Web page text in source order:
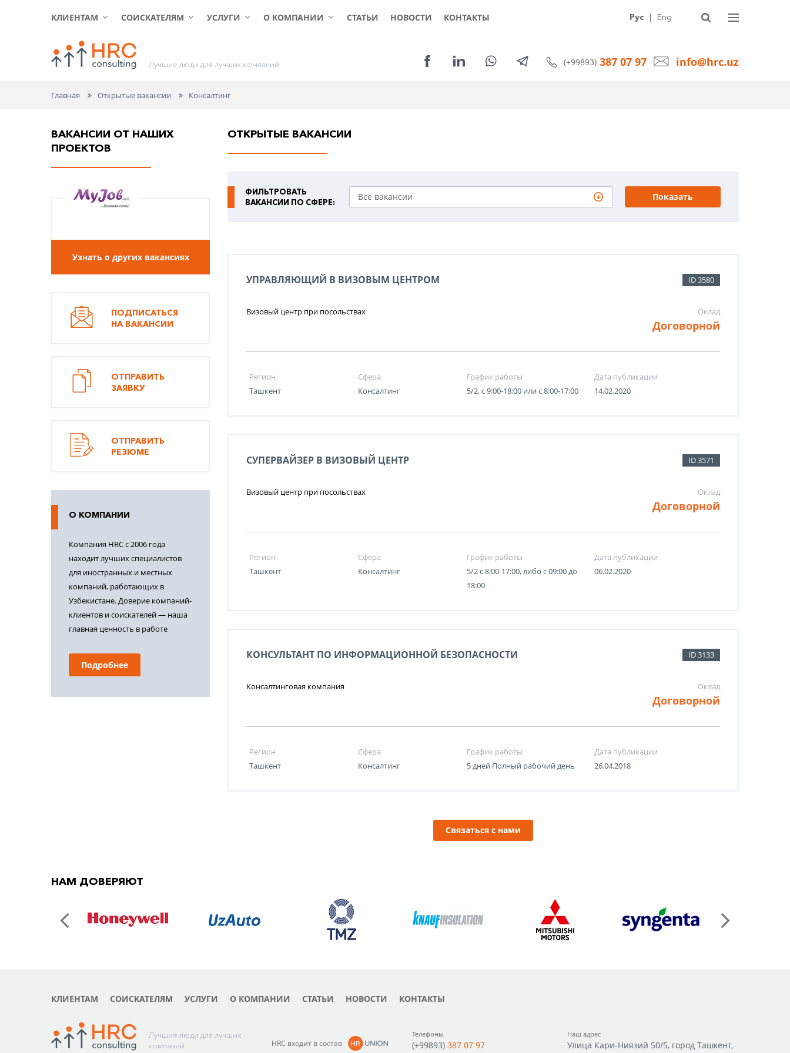
КЛИЕНТАМ
СОИСКАТЕЛЯМ УСЛУГИ О КОМПАНИИ СТАТЬИ НОВОСТИ КОНТАКТЫ Рус | Eng
Лучшие люди для лучших компаний (+99893) 387 07 97 info@hrc.uz
Главная Открытые вакансии Консалтинг
ВАКАНСИИ ОТ НАШИХ
ПРОЕКТОВ
Узнать о других вакансиях
ПОДПИСАТЬСЯ
НА ВАКАНСИИ
ОТПРАВИТЬ
ЗАЯВКУ
ОТПРАВИТЬ
РЕЗЮМЕ
О КОМПАНИИ
Компания HRC с 2006 года
находит лучших специалистов
для иностранных и местных
компаний, работающих в
Узбекистане. Доверие компаний-
клиентов и соискателей — наша
главная ценность в работе
Подробнее
ОТКРЫТЫЕ ВАКАНСИИ
ФИЛЬТРОВАТЬ
ВАКАНСИИ ПО СФЕРЕ:
Показать
УПРАВЛЯЮЩИЙ В ВИЗОВЫМ ЦЕНТРОМ ID 3580
Визовый центр при посольствах Оклад
Договорной
Регион Сфера График работы
Дата публикации
Ташкент
Консалтинг 5/2, с 9:00-18:00 или с 8:00-17:00 14.02.2020
СУПЕРВАЙЗЕР В ВИЗОВЫЙ ЦЕНТР ID 3571
Визовый центр при посольствах Оклад
Договорной
Регион Сфера График работы
Дата публикации
Ташкент
Консалтинг
5/2 с 8:00-17:00, либо с 09:00 до
18:00
06.02.2020
КОНСУЛЬТАНТ ПО ИНФОРМАЦИОННОЙ БЕЗОПАСНОСТИ ID 3133
Консалтинговая компания Оклад
Договорной
Регион Сфера График работы
Дата публикации
Ташкент
Консалтинг 5 дней Полный рабочий день 26.04.2018
Связаться с нами
НАМ ДОВЕРЯЮТ
КЛИЕНТАМ СОИСКАТЕЛЯМ УСЛУГИ О КОМПАНИИ СТАТЬИ НОВОСТИ КОНТАКТЫ
Лучшие люди для лучших
компаний
HRC входит в состав
Телефоны
(+99893)387 07 97
Наш адрес
Улица Кари-Ниязий 50/5, город Ташкент,